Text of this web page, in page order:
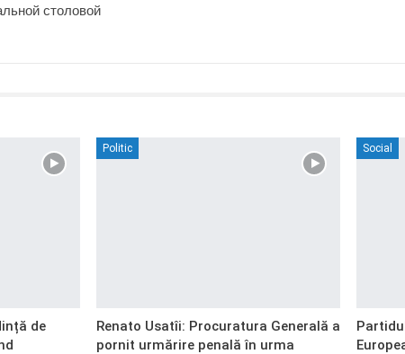
столовой
de
Politic
Renato Usatîi: Procuratura Generală a
pornit urmărire penală în urma
Social